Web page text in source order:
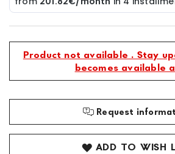
Product not available . Stay
becomes available
Request
ADD TO WISH